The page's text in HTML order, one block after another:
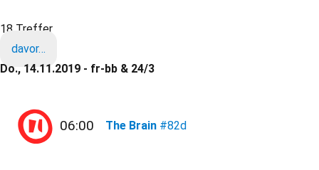
18 Treffer
davor…
Do., 14.11.2019 - fr-bb & 24/3
06:00 The Brain #82d